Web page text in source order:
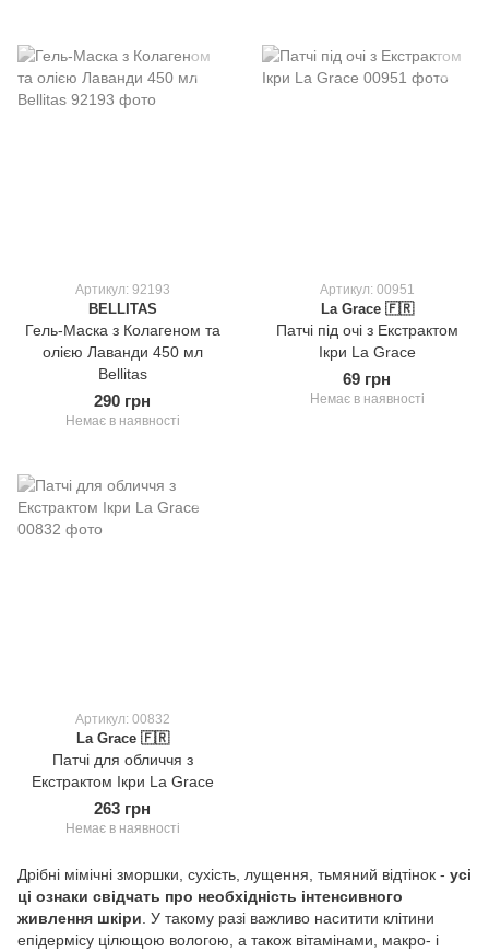
Артикул: 92193
BELLITAS
Гель-Маска з Колагеном та
олією Лаванди 450 мл
Bellitas
290 грн
Немає в наявності
Артикул: 00951
La Grace 🇫🇷
Патчі під очі з Екстрактом
Ікри La Grace
69 грн
Немає в наявності
Артикул: 00832
La Grace 🇫🇷
Патчі для обличчя з
Екстрактом Ікри La Grace
263 грн
Немає в наявності
Дрібні мімічні зморшки, сухість, лущення, тьмяний відтінок - усі
ці ознаки свідчать про необхідність інтенсивного
живлення шкіри . У такому разі важливо наситити клітини
епідермісу цілющою вологою, а також вітамінами, макро- і